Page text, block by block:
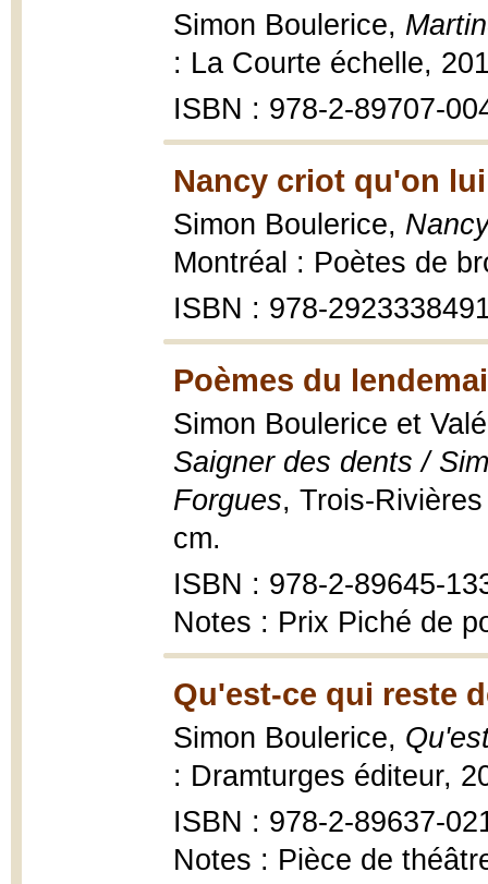
Simon Boulerice,
: La Courte échelle,
ISBN : 978-2-89707-
Nancy criot qu'on
Simon Boulerice,
Montréal : Poètes de
ISBN : 978-
Poèmes du
Simon Boulerice et
Saigner des dents /
Forgues, Trois-
cm.
ISBN : 978-2-89645-
Notes : Prix Piché de
Qu'est-ce qui reste
Simon Boulerice,
: Dramturges éditeur,
ISBN : 978-2-89637-
Notes : Pièce de